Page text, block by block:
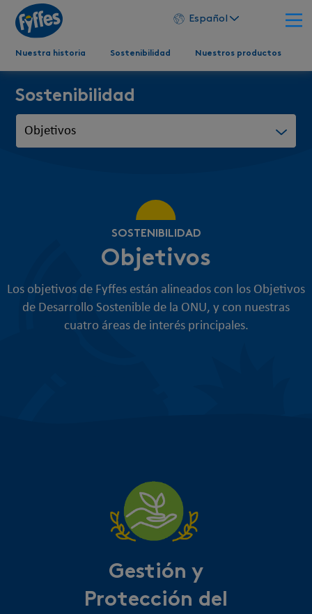
Español
Nuestra historia Sostenibilidad Nuestros productos
Sostenibilidad
SOSTENIBILIDAD
Objetivos
Los objetivos de Fyffes están alineados con los Objetivos
de Desarrollo Sostenible de la ONU, y con nuestras
cuatro áreas de interés principales.
Gestión y
Protección del